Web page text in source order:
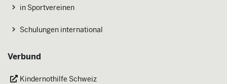
in Sportvereinen
Schulungen international
Verbund
Kindernothilfe Schweiz